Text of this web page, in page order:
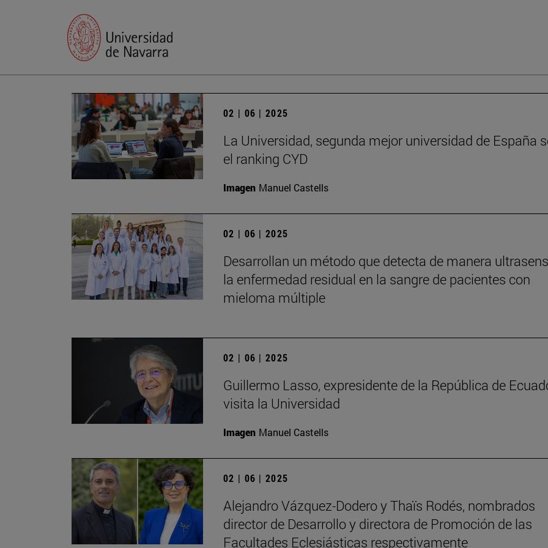
02 | 06 | 2025
La Universidad, segunda mejor universidad de España
el ranking CYD
Imagen Manuel Castells
02 | 06 | 2025
Desarrollan un método que detecta de manera
la enfermedad residual en la sangre de pacientes con
mieloma múltiple
02 | 06 | 2025
Guillermo Lasso, expresidente de la República de
visita la Universidad
Imagen Manuel Castells
02 | 06 | 2025
Alejandro Vázquez-Dodero y Thaïs Rodés, nombrados
director de Desarrollo y directora de Promoción de las
Facultades Eclesiásticas respectivamente